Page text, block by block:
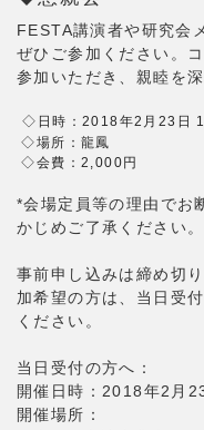
FESTA講演者や研究会
ぜひご参加ください。
参加いただき、親睦を
◇日時：2018年2 月 23日
◇場所：龍鳳
◇会費：2,000円
*会場定員等の理由でお
かじめご了承ください。
事前申し込みは締め切
加希望の方は、当日受
ください。
当日受付の方へ：
開催日時：2018年2月
開催場所：